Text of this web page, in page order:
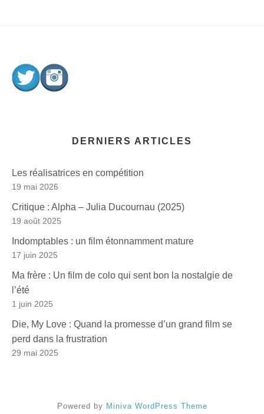
DERNIERS ARTICLES
Les réalisatrices en compétition
19 mai 2026
Critique : Alpha – Julia Ducournau (2025)
19 août 2025
Indomptables : un film étonnamment mature
17 juin 2025
Ma frère : Un film de colo qui sent bon la nostalgie de
l’été
1 juin 2025
Die, My Love : Quand la promesse d’un grand film se
perd dans la frustration
29 mai 2025
Powered by Miniva WordPress Theme